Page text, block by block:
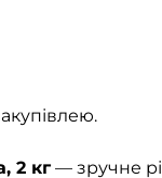
2 кг— зручне